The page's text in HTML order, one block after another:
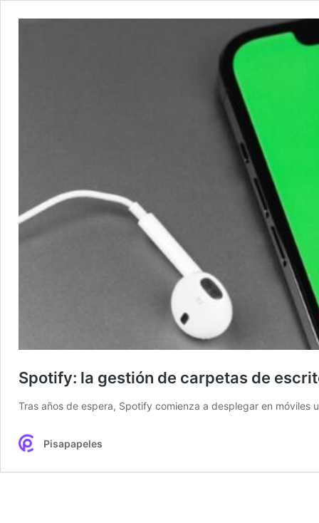
Spotify: la gestión de carpetas de
Tras años de espera, Spotify comienza a desplegar en
Pisapapeles